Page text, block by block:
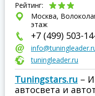
Рейтинг:
Москва,
этаж
+7 (499) 503-
tuningleader.ru
Tuningstars.ru –
автосвета и